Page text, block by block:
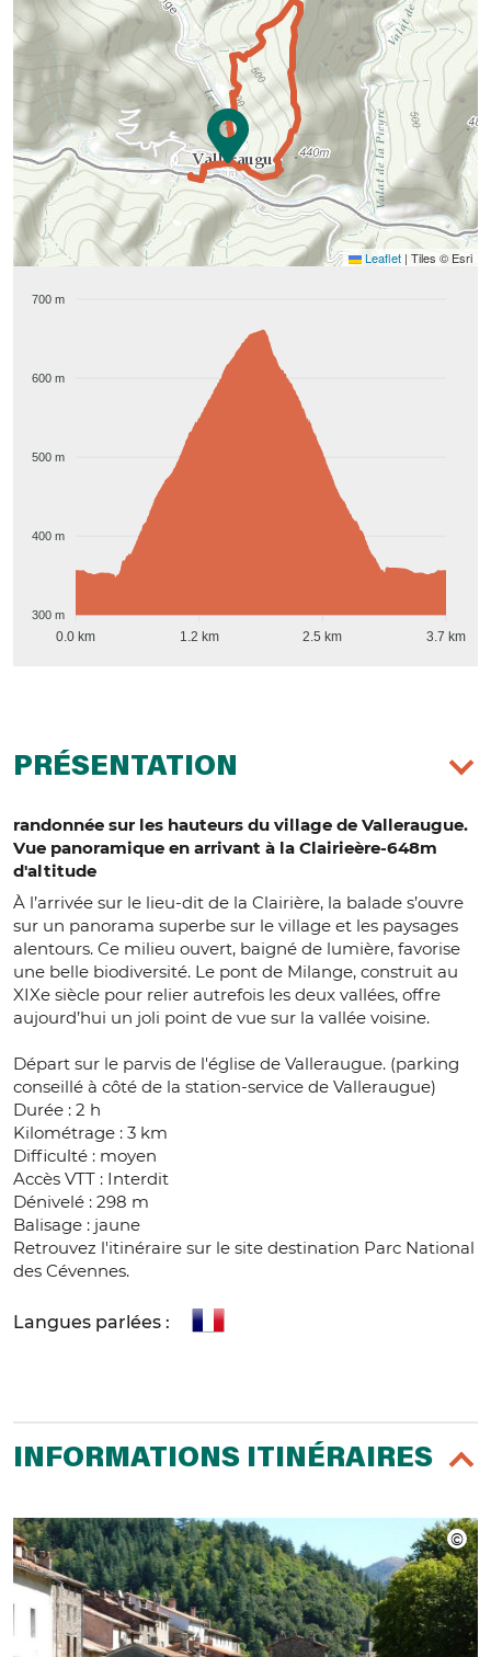
Leaflet | Tiles © Esri
700 m
600 m
500 m
400 m
300 m
0.0 km 1.2 km 2.5 km 3.7 km
PRÉSENTATION
randonnée sur les hauteurs du village de Valleraugue.
Vue panoramique en arrivant à la Clairieère-648m
d'altitude
À l’arrivée sur le lieu-dit de la Clairière, la balade s’ouvre
sur un panorama superbe sur le village et les paysages
alentours. Ce milieu ouvert, baigné de lumière, favorise
une belle biodiversité. Le pont de Milange, construit au
XIXe siècle pour relier autrefois les deux vallées, offre
aujourd’hui un joli point de vue sur la vallée voisine.
Départ sur le parvis de l'église de Valleraugue. (parking
conseillé à côté de la station-service de Valleraugue)
Durée : 2 h
Kilométrage : 3 km
Difficulté : moyen
Accès VTT : Interdit
Dénivelé : 298 m
Balisage : jaune
Retrouvez l'itinéraire sur le site destination Parc National
des Cévennes.
Langues parlées :
INFORMATIONS ITINÉRAIRES